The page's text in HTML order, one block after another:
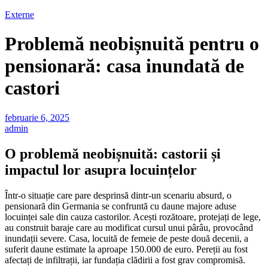
Externe
Problemă neobișnuită pentru o
pensionară: casa inundată de
castori
februarie 6, 2025
admin
O problemă neobișnuită: castorii și
impactul lor asupra locuințelor
Într-o situație care pare desprinsă dintr-un scenariu absurd, o
pensionară din Germania se confruntă cu daune majore aduse
locuinței sale din cauza castorilor. Acești rozătoare, protejați de lege,
au construit baraje care au modificat cursul unui pârâu, provocând
inundații severe. Casa, locuită de femeie de peste două decenii, a
suferit daune estimate la aproape 150.000 de euro. Pereții au fost
afectați de infiltrații, iar fundația clădirii a fost grav compromisă.